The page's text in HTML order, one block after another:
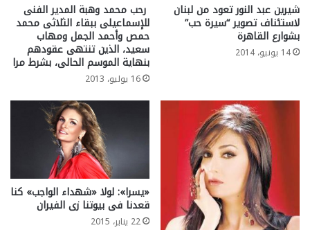
شيرين عبد النور تعود من لبنان
لاستئناف تصوير “سيرة حب”
بشوارع القاهرة
14 يونيو، 2014
رحب محمد وهبة المدير الفنى
للإسماعيلى ببقاء الثلاثى محمد
حمص وأحمد الجمل ومهاب
سعيد، الذين تنتهى عقودهم
بنهاية الموسم الحالى، بشرط مرا
16 يوليو، 2013
«يسرا»: لولا «شهداء الواجب» كنا
قعدنا فى بيوتنا زى الفيران
22 يناير، 2015